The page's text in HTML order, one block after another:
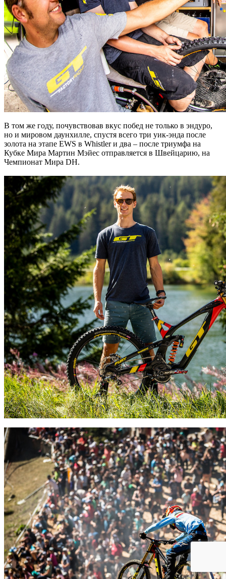
В том же году, почувствовав вкус побед не только в эндуро,
но и мировом даунхилле, спустя всего три уик-энда после
золота на этапе EWS в Whistler и два – после триумфа на
Кубке Мира Мартин Мэйес отправляется в Швейцарию, на
Чемпионат Мира DH.